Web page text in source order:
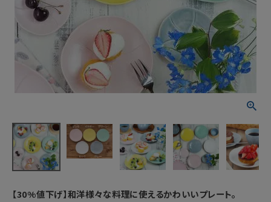
【30%値下げ】和洋様々な料理に使えるかわいいプレート。